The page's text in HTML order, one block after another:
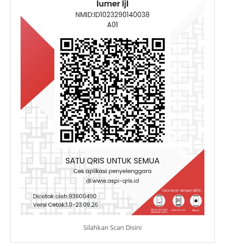
Silahkan Scan Disini